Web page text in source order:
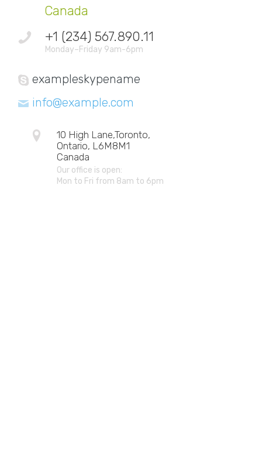
Canada
+1 (234) 567.890.11
Monday–Friday 9am-6pm
exampleskypename
info@example.com
10 High Lane,Toronto,
Ontario, L6M8M1
Canada
Our office is open:
Mon to Fri from 8am to 6pm